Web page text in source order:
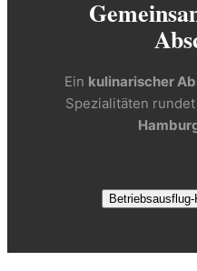
Ein kulinarischer
Spezialitäten